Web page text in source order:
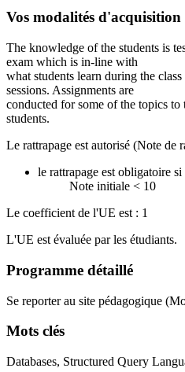
Vos modalités d'acquisition
The knowledge of the students is
exam which is in-line with
what students learn during the
sessions. Assignments are
conducted for some of the topics to
students.
Le rattrapage est autorisé (Note de
le rattrapage est obligatoire si
Note initiale < 10
Le coefficient de l'UE est : 1
L'UE est évaluée par les étudiants.
Programme détaillé
Se reporter au site pédagogique
Mots clés
Databases, Structured Query